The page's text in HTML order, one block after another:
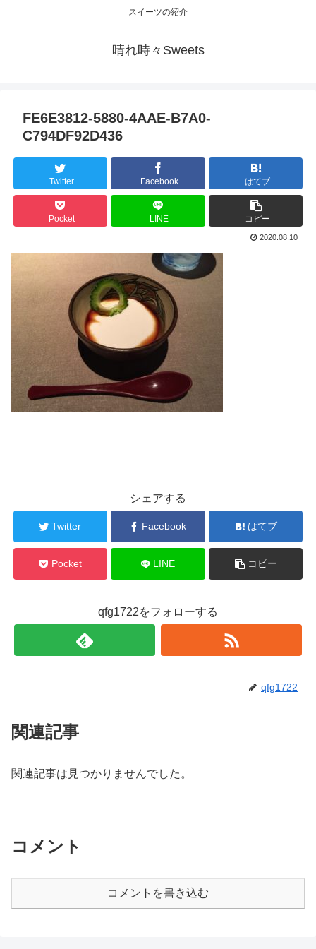
スイーツの紹介
晴れ時々Sweets
FE6E3812-5880-4AAE-B7A0-
C794DF92D436
Twitter Facebook はてブ
Pocket LINE コピー
2020.08.10
シェアする
Twitter Facebook はてブ
Pocket LINE コピー
qfg1722をフォローする
qfg1722
関連記事
関連記事は見つかりませんでした。
コメント
コメントを書き込む